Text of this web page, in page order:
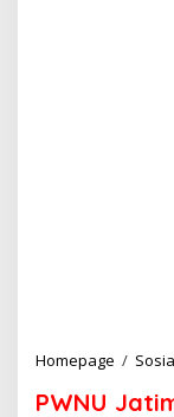
Homepage /
PWNU